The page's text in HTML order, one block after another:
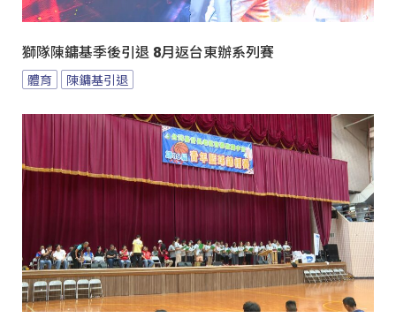
獅隊陳鏞基季後引退 8月返台東辦系列賽
體育 陳鏞基引退